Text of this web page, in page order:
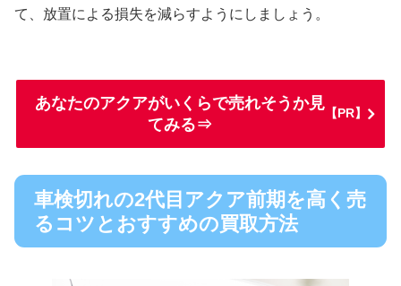
て、放置による損失を減らすようにしましょう。
あなたのアクアがいくらで売れそうか見
てみる⇒
【PR】
車検切れの2代目アクア前期を高く売
るコツとおすすめの買取方法